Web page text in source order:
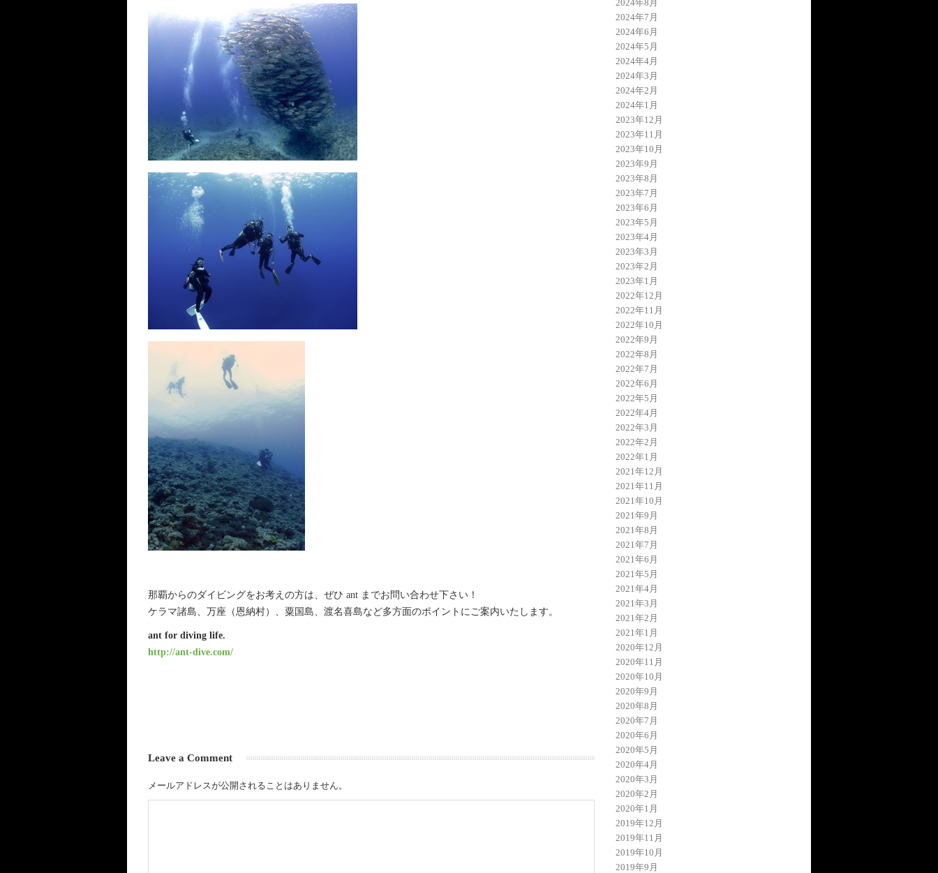
那覇からのダイビングをお考えの方は、ぜひ ant までお問い合わせ下さい！
ケラマ諸島、万座（恩納村）、粟国島、渡名喜島など多方面のポイントにご案内いたします。
ant for diving life.
http://ant-dive.com/
Leave a Comment
メールアドレスが公開されることはありません。
2024年8月
2024年7月
2024年6月
2024年5月
2024年4月
2024年3月
2024年2月
2024年1月
2023年12月
2023年11月
2023年10月
2023年9月
2023年8月
2023年7月
2023年6月
2023年5月
2023年4月
2023年3月
2023年2月
2023年1月
2022年12月
2022年11月
2022年10月
2022年9月
2022年8月
2022年7月
2022年6月
2022年5月
2022年4月
2022年3月
2022年2月
2022年1月
2021年12月
2021年11月
2021年10月
2021年9月
2021年8月
2021年7月
2021年6月
2021年5月
2021年4月
2021年3月
2021年2月
2021年1月
2020年12月
2020年11月
2020年10月
2020年9月
2020年8月
2020年7月
2020年6月
2020年5月
2020年4月
2020年3月
2020年2月
2020年1月
2019年12月
2019年11月
2019年10月
2019年9月